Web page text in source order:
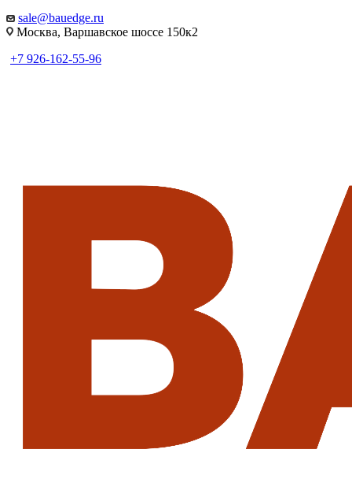
sale@bauedge.ru
Москва, Варшавское шоссе 150к2
+7 926-162-55-96